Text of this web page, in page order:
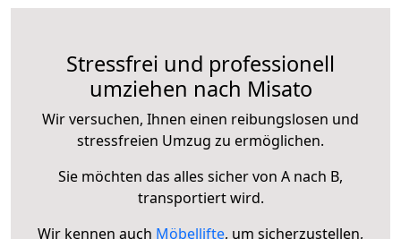
Stressfrei und professionell
umziehen nach Misato
Wir versuchen, Ihnen einen reibungslosen und
stressfreien Umzug zu ermöglichen.
Sie möchten das alles sicher von A nach B,
transportiert wird.
Wir kennen auch Möbellifte, um sicherzustellen,